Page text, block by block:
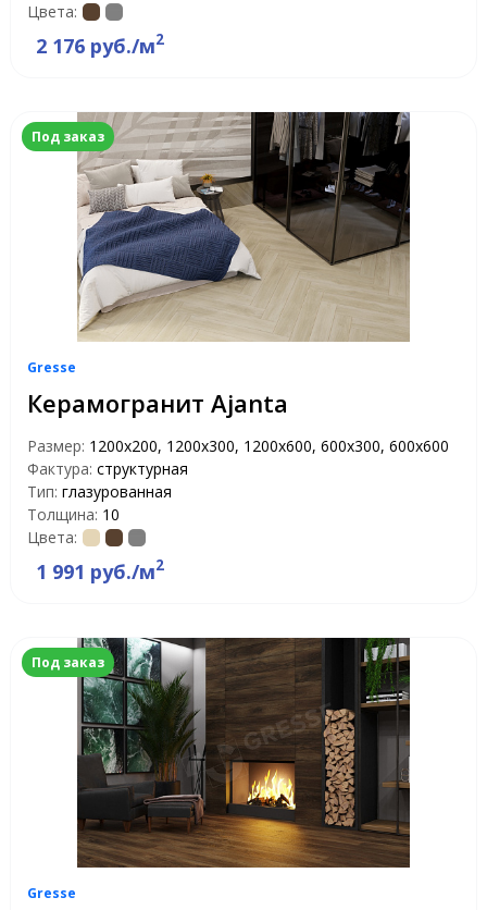
Цвета:
2 176 руб./м2
Под заказ
Gresse
Керамогранит Ajanta
Размер: 1200х200, 1200х300, 1200х600, 600х300, 600х600
Фактура: структурная
Тип: глазурованная
Толщина: 10
Цвета:
1 991 руб./м2
Под заказ
Gresse